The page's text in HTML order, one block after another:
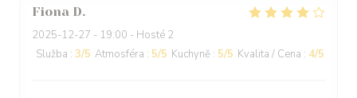
Fiona D
2025-12-27 - 19:00 - Hosté 2
Služba : 3/5 Atmosféra : 5/5 Kuchyně : 5/5 Kvalita / Cena : 4/5